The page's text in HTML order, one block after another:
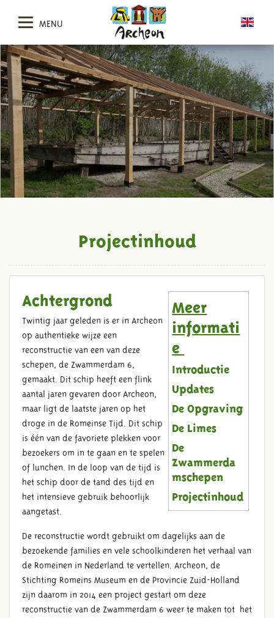
MENU
Projectinhoud
Meer
informati
e
Introductie
Updates
De Opgraving
De Limes
De
Zwammerda
mschepen
Projectinhoud
Achtergrond
Twintig jaar geleden is er in Archeon
op authentieke wijze een
reconstructie van een van deze
schepen, de Zwammerdam 6,
gemaakt. Dit schip heeft een flink
aantal jaren gevaren door Archeon,
maar ligt de laatste jaren op het
droge in de Romeinse Tijd. Dit schip
is één van de favoriete plekken voor
bezoekers om in te gaan en te spelen
of lunchen. In de loop van de tijd is
het schip door de tand des tijd en
het intensieve gebruik behoorlijk
aangetast.
De reconstructie wordt gebruikt om dagelijks aan de
bezoekende families en vele schoolkinderen het verhaal van
de Romeinen in Nederland te vertellen. Archeon, de
Stichting Romeins Museum en de Provincie Zuid-Holland
zijn daarom in 2014 een project gestart om deze
reconstructie van de Zwammerdam 6 weer te maken tot het